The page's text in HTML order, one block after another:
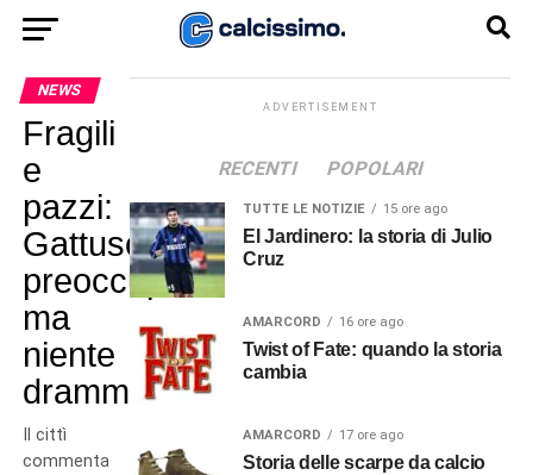
NEWS
Fragili
e
pazzi:
Gattuso
preoccupato,
ma
niente
drammi
Il cittì
commenta
ADVERTISEMENT
RECENTI POPOLARI
TUTTE LE NOTIZIE 15 ore ago
El Jardinero: la storia di Julio
Cruz
AMARCORD 16 ore ago
Twist of Fate: quando la storia
cambia
AMARCORD 17 ore ago
Storia delle scarpe da calcio